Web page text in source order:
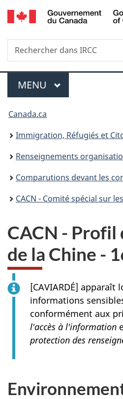
au
à
du
à
Recherche
Rechercher
dans
Menu
MENU PRINCIPAL
Vous
êtes
ici :
Canada.ca
Immigration, Réfugiés et
Renseignements
Comparutions devant les
CACN - Comité spécial sur les relations
CACN - Profil
de la Chine -
[CAVIARDÉ] apparaît
informations
conformément aux
l'accès à l'information
protection des